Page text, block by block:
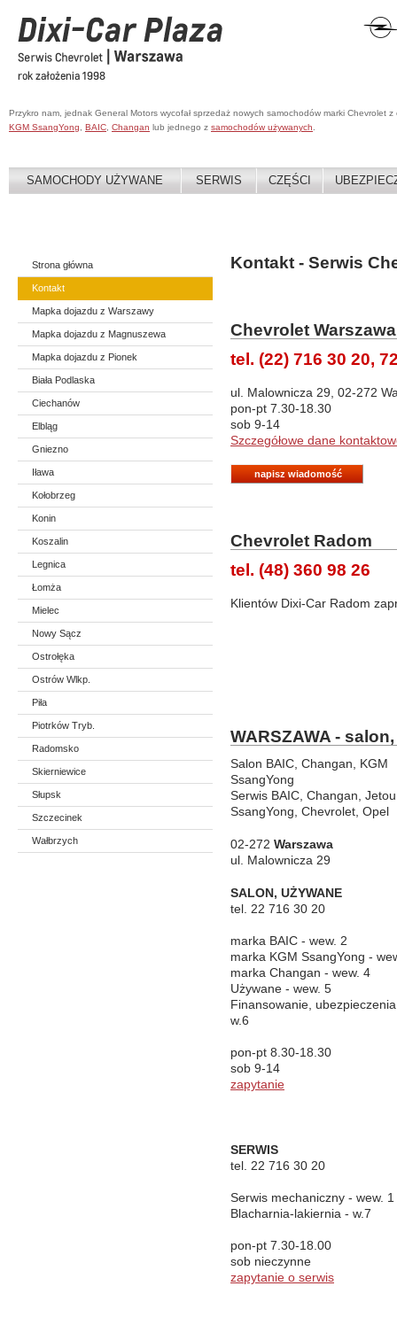
Przykro nam, jednak General Motors wycofał sprzedaż nowych samochodów marki Chevrolet
KGM SsangYong
BAIC Changan lub jednego z samochodów używanych
SAMOCHODY UŻYWANE SERWIS CZĘŚCI
Strona główna
Kontakt
Mapka dojazdu z Warszawy
Mapka dojazdu z Magnuszewa
Mapka dojazdu z Pionek
Biała Podlaska
Ciechanów
Elbląg
Gniezno
Iława
Kołobrzeg
Konin
Koszalin
Legnica
Łomża
Mielec
Nowy Sącz
Ostrołęka
Ostrów Wlkp.
Piła
Piotrków Tryb.
Radomsko
Skierniewice
Słupsk
Szczecinek
Wałbrzych
Kontakt - Serwis
Chevrolet Warszawa
tel. (22) 716 30 20,
ul. Malownicza 29, 02-272
pon-pt 7.30-18.30
sob 9-14
Szczegółowe dane
napisz wiadomość
Chevrolet Radom
tel. (48) 360 98 26
Klientów Dixi-Car Radom
WARSZAWA -
Salon BAIC, Changan, KGM
SsangYong
Serwis BAIC, Changan,
SsangYong, Chevrolet, Opel
02-272 Warszawa
ul. Malownicza 29
SALON, UŻYWANE
tel. 22 716 30 20
marka BAIC - wew. 2
marka KGM SsangYong -
marka Changan - wew. 4
Używane - wew. 5
Finansowanie,
w.6
pon-pt 8.30-18.30
sob 9-14
zapytanie
SERWIS
tel. 22 716 30 20
Serwis mechaniczny - wew. 1
Blacharnia-lakiernia - w.7
pon-pt 7.30-18.00
sob nieczynne
zapytanie o serwis